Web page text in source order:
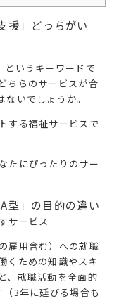
援」どっちがい
というキーワードで
ちらのサービスが合
いでしょうか。
する福祉サービスで
たにぴったりのサー
型」の目的の違い
サービス
雇用含む）への就職
くための知識やスキ
、就職活動を全面的
3年に延びる場合も